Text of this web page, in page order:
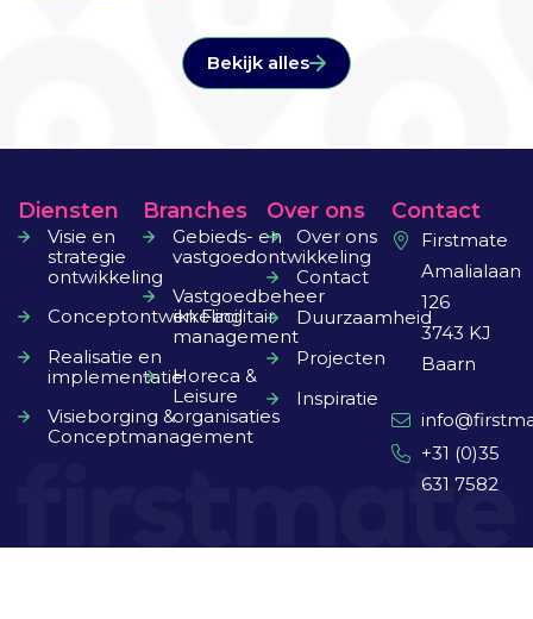
Bekijk alles
Diensten
Visie en
strategie
ontwikkeling
Conceptontwikkeling
Realisatie en
implementatie
Visieborging &
Conceptmanagement
Branches
Gebieds- en
vastgoedontwikkeling
Vastgoedbeheer
en Facilitair
management
Horeca &
Leisure
organisaties
Over ons
Over ons
Contact
Duurzaamheid
Projecten
Inspiratie
Contact
Firstmate
Amalialaan
126
3743 KJ
Baarn
+31 (0)35
631 7582